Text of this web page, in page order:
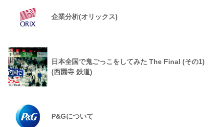
企業分析(オリックス)
日本全国で鬼ごっこをしてみた The Final (その1)
(西園寺 鉄道)
P&Gについて